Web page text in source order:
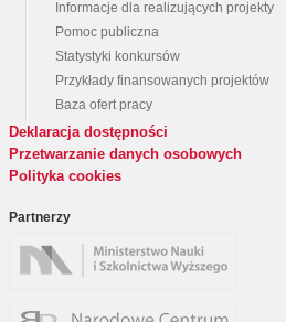
Informacje dla realizujących projekty
Pomoc publiczna
Statystyki konkursów
Przykłady finansowanych projektów
Baza ofert pracy
Deklaracja dostępności
Przetwarzanie danych osobowych
Polityka cookies
Partnerzy